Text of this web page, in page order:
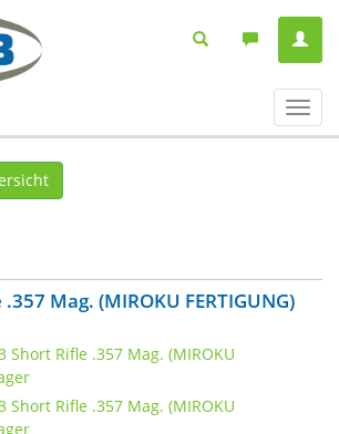
ein-/
Mag. (MIROKU FERTIGUNG)